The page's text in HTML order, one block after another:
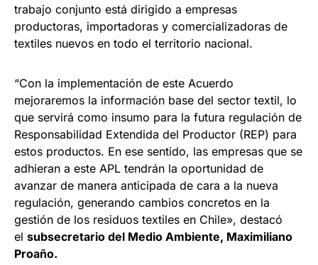
trabajo conjunto está dirigido a empresas
productoras, importadoras y comercializadoras de
textiles nuevos en todo el territorio nacional.
“Con la implementación de este Acuerdo
mejoraremos la información base del sector textil, lo
que servirá como insumo para la futura regulación de
Responsabilidad Extendida del Productor (REP) para
estos productos. En ese sentido, las empresas que se
adhieran a este APL tendrán la oportunidad de
avanzar de manera anticipada de cara a la nueva
regulación, generando cambios concretos en la
gestión de los residuos textiles en Chile», destacó
el subsecretario del Medio Ambiente, Maximiliano
Proaño.